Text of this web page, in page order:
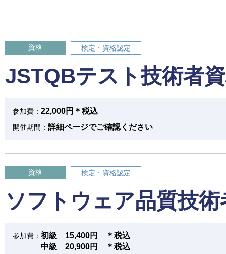
資格 検定・資格認定
JSTQBテスト技術者
参加費： 22,000円＊税込
開催期間： 詳細ページでご確認ください
資格 検定・資格認定
ソフトウェア品質技
参加費： 初級 15,400円 ＊税込
中級 20,900円 ＊税込